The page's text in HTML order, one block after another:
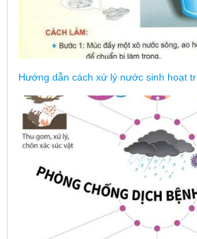
Hướng dẫn cách xử lý nước sinh hoạt